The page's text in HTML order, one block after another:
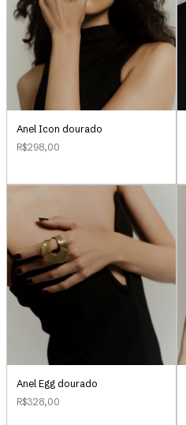
Anel Icon dourado
R$298,00
Anel Egg dourado
R$328,00